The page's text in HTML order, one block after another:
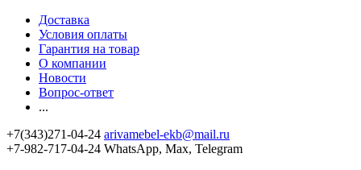
Доставка
Условия оплаты
Гарантия на товар
О компании
Новости
Вопрос-ответ
...
+7(343)271-04-24 arivamebel-ekb@mail.ru
+7-982-717-04-24 WhatsApp, Max, Telegram